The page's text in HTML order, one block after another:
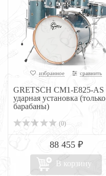
избранное сравнить
GRETSCH CM1-E825-AS
ударная установка (только
барабаны)
(0)
88 455 ₽
В корзину